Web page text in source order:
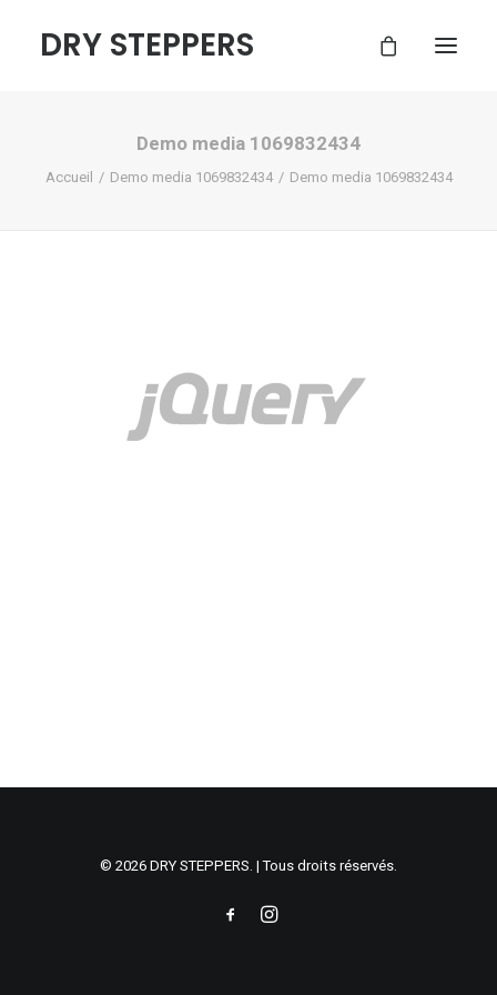
DRY STEPPERS
ACCUEIL
Demo media 1069832434
Accueil Demo media 1069832434 Demo media 1069832434
© 2026 DRY STEPPERS. | Tous droits réservés.